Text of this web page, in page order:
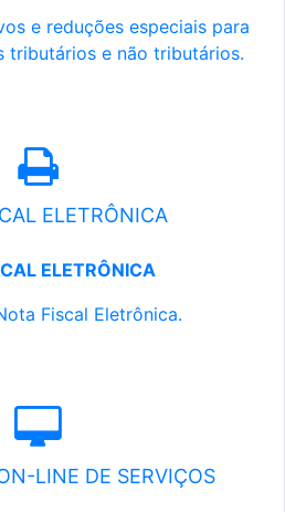
e reduções especiais para
tributários e não tributários.
ELETRÔNICA
ELETRÔNICA
Fiscal Eletrônica.
LINE DE SERVIÇOS